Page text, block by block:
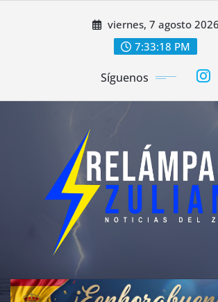
viernes, 7 agosto 2026
7:33:20 PM
Síguenos